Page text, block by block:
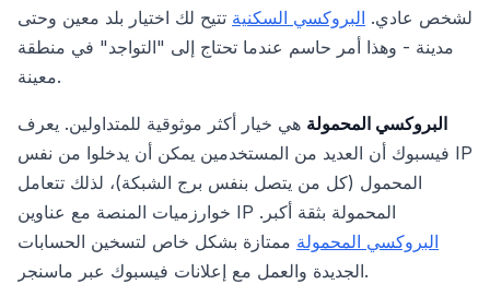
لشخص عادي. البروكسي السكنية تتيح لك اختيار بلد معين وحتى
مدينة - وهذا أمر حاسم عندما تحتاج إلى "التواجد" في منطقة
معينة.
البروكسي المحمولة هي خيار أكثر موثوقية للمتداولين. يعرف
فيسبوك أن العديد من المستخدمين يمكن أن يدخلوا من نفس IP
المحمول (كل من يتصل بنفس برج الشبكة)، لذلك تتعامل
خوارزميات المنصة مع عناوين IP المحمولة بثقة أكبر.
البروكسي المحمولة ممتازة بشكل خاص لتسخين الحسابات
الجديدة والعمل مع إعلانات فيسبوك عبر ماسنجر.